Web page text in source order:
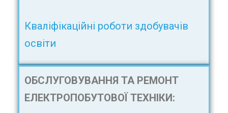
Кваліфікаційні роботи здобувачів
освіти
ОБСЛУГОВУВАННЯ ТА РЕМОНТ
ЕЛЕКТРОПОБУТОВОЇ ТЕХНІКИ: